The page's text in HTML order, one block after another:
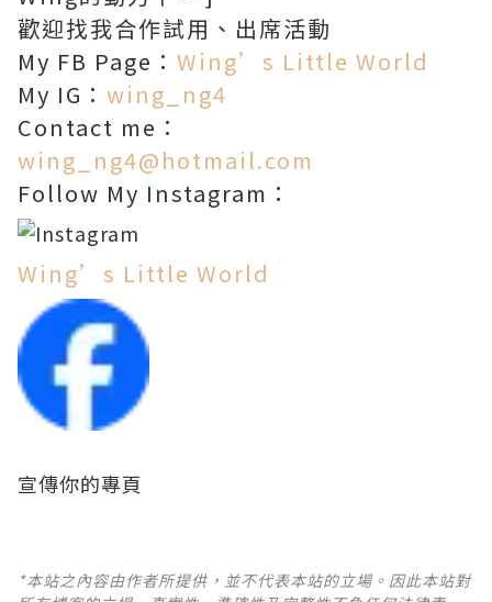
歡迎找我合作試用、出席活動
My FB Page： Wing’s Little World
My IG： wing_ng4
Contact me：
wing_ng4@hotmail.com
Follow My Instagram：
Wing’s Little World
宣傳你的專頁
*本站之內容由作者所提供，並不代表本站的立場。因此本站對